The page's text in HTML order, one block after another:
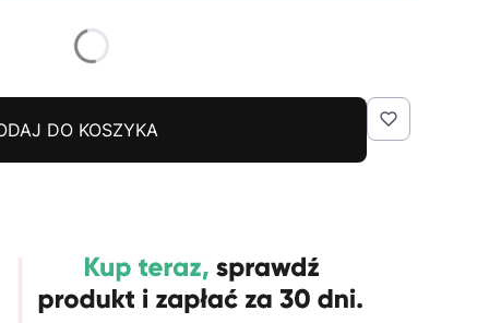
DO KOSZYKA